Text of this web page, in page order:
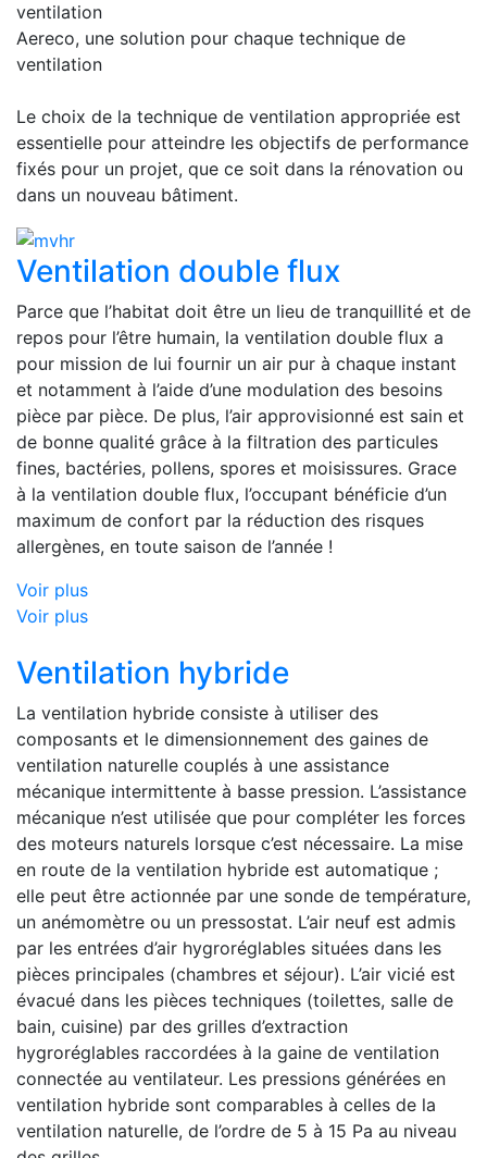
ventilation
Aereco, une solution pour chaque technique de
ventilation
Le choix de la technique de ventilation appropriée est
essentielle pour atteindre les objectifs de performance
fixés pour un projet, que ce soit dans la rénovation ou
dans un nouveau bâtiment.
Ventilation double flux
Parce que l’habitat doit être un lieu de tranquillité et de
repos pour l’être humain, la ventilation double flux a
pour mission de lui fournir un air pur à chaque instant
et notamment à l’aide d’une modulation des besoins
pièce par pièce. De plus, l’air approvisionné est sain et
de bonne qualité grâce à la filtration des particules
fines, bactéries, pollens, spores et moisissures. Grace
à la ventilation double flux, l’occupant bénéficie d’un
maximum de confort par la réduction des risques
allergènes, en toute saison de l’année !
Voir plus
Voir plus
Ventilation hybride
La ventilation hybride consiste à utiliser des
composants et le dimensionnement des gaines de
ventilation naturelle couplés à une assistance
mécanique intermittente à basse pression. L’assistance
mécanique n’est utilisée que pour compléter les forces
des moteurs naturels lorsque c’est nécessaire. La mise
en route de la ventilation hybride est automatique ;
elle peut être actionnée par une sonde de température,
un anémomètre ou un pressostat. L’air neuf est admis
par les entrées d’air hygroréglables situées dans les
pièces principales (chambres et séjour). L’air vicié est
évacué dans les pièces techniques (toilettes, salle de
bain, cuisine) par des grilles d’extraction
hygroréglables raccordées à la gaine de ventilation
connectée au ventilateur. Les pressions générées en
ventilation hybride sont comparables à celles de la
ventilation naturelle, de l’ordre de 5 à 15 Pa au niveau